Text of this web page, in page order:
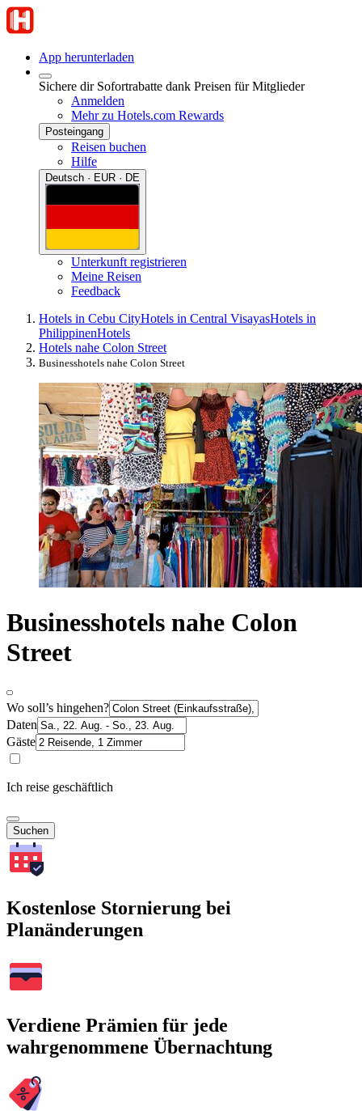
App herunterladen
Sichere dir Sofortrabatte dank Preisen für Mitglieder
Anmelden
Mehr zu Hotels.com Rewards
Posteingang
Reisen buchen
Hilfe
Deutsch · EUR · DE
Unterkunft registrieren
Meine Reisen
Feedback
Hotels in Cebu CityHotels in Central VisayasHotels in
PhilippinenHotels
Hotels nahe Colon Street
Businesshotels nahe Colon Street
Businesshotels nahe Colon
Street
Wo soll’s hingehen?
Daten
Gäste
Ich reise geschäftlich
Suchen
Kostenlose Stornierung bei
Planänderungen
Verdiene Prämien für jede
wahrgenommene Übernachtung